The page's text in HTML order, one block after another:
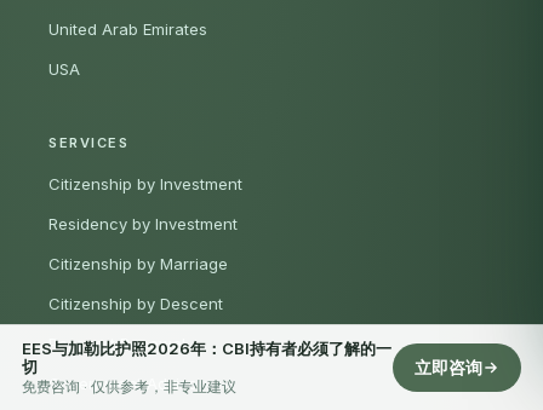
EES与加勒比护照2026年：CBI持有者必须了解的一
切
免费咨询 · 仅供参考，非专业建议
立即咨询
United Arab Emirates
USA
SERVICES
Citizenship by Investment
Residency by Investment
Citizenship by Marriage
Citizenship by Descent
Passport Renewal
Government Advisory